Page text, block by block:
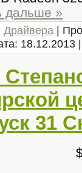
дальше »
Драйвера |
18.12.2013
31